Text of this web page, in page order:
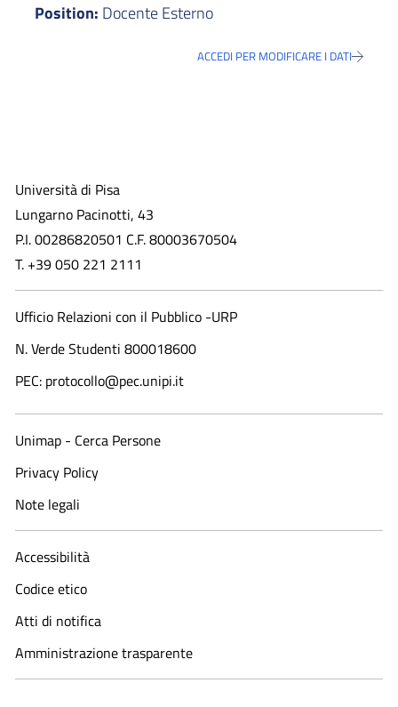
Position: Docente Esterno
ACCEDI PER MODIFICARE I DATI
Università di Pisa
Lungarno Pacinotti, 43
P.I. 00286820501 C.F. 80003670504
T. +39 050 221 2111
Ufficio Relazioni con il Pubblico -URP
N. Verde Studenti 800018600​
PEC: protocollo@pec.unipi.it
Unimap - Cerca Persone
Privacy Policy
Note legali
Accessibilità
Codice etico
Atti di notifica
Amministrazione trasparente